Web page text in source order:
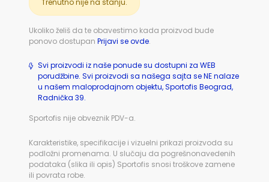
Trenutno nije na stanju.
Ukoliko želiš da te obavestimo kada proizvod bude
ponovo dostupan Prijavi se ovde.
Svi proizvodi iz naše ponude su dostupni za WEB
porudžbine. Svi proizvodi sa našega sajta se NE nalaze
u našem maloprodajnom objektu, Sportofis Beograd,
Radnička 39.
Sportofis nije obveznik PDV-a.
Karakteristike, specifikacije i vizuelni prikazi proizvoda su
podložni promenama. U slučaju da pogrešnonavedenih
podataka (slika ili opis) Sportofis snosi troškove zamene
ili povrata robe.